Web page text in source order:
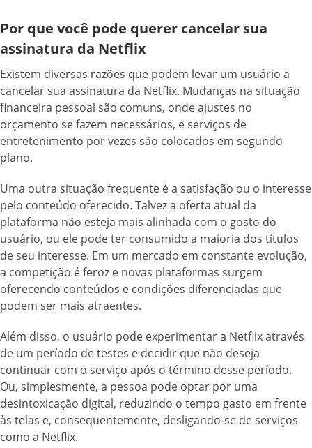
Por que você pode querer cancelar sua
assinatura da Netflix
Existem diversas razões que podem levar um usuário a
cancelar sua assinatura da Netflix. Mudanças na situação
financeira pessoal são comuns, onde ajustes no
orçamento se fazem necessários, e serviços de
entretenimento por vezes são colocados em segundo
plano.
Uma outra situação frequente é a satisfação ou o interesse
pelo conteúdo oferecido. Talvez a oferta atual da
plataforma não esteja mais alinhada com o gosto do
usuário, ou ele pode ter consumido a maioria dos títulos
de seu interesse. Em um mercado em constante evolução,
a competição é feroz e novas plataformas surgem
oferecendo conteúdos e condições diferenciadas que
podem ser mais atraentes.
Além disso, o usuário pode experimentar a Netflix através
de um período de testes e decidir que não deseja
continuar com o serviço após o término desse período.
Ou, simplesmente, a pessoa pode optar por uma
desintoxicação digital, reduzindo o tempo gasto em frente
às telas e, consequentemente, desligando-se de serviços
como a Netflix.